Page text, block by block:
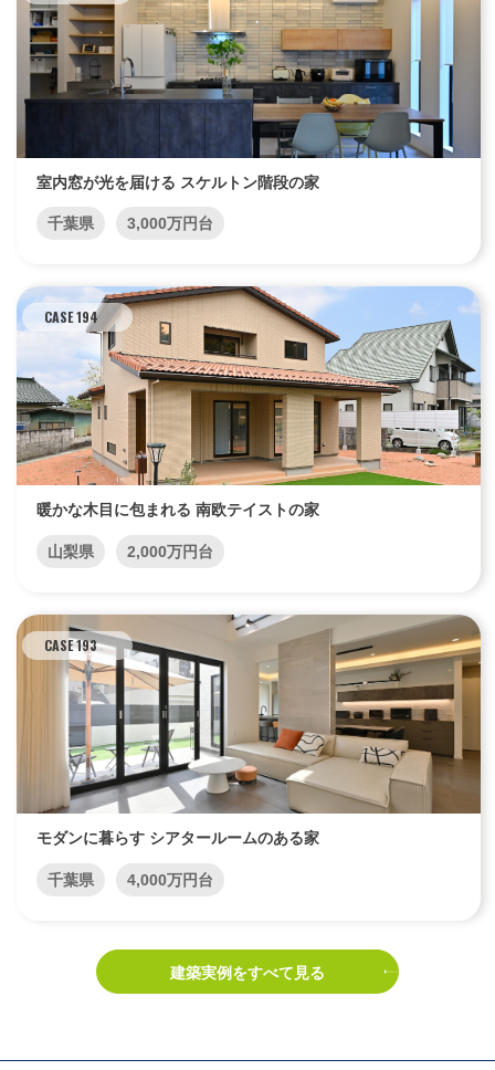
室内窓が光を届ける スケルトン階段の家
千葉県 3,000万円台
CASE 194
暖かな木目に包まれる 南欧テイストの家
山梨県 2,000万円台
CASE 193
モダンに暮らす シアタールームのある家
千葉県 4,000万円台
建築実例をすべて見る